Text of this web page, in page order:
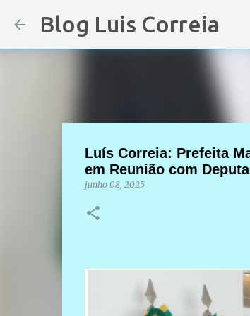
Blog Luis Correia
Luís Correia: Prefeita
em Reunião com
junho 08, 2025